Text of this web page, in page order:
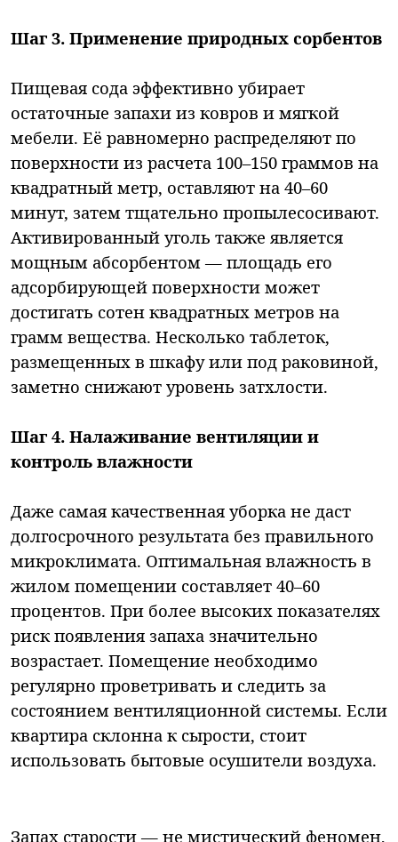
Шаг 3. Применение природных сорбентов
Пищевая сода эффективно убирает
остаточные запахи из ковров и мягкой
мебели. Её равномерно распределяют по
поверхности из расчета 100–150 граммов на
квадратный метр, оставляют на 40–60
минут, затем тщательно пропылесосивают.
Активированный уголь также является
мощным абсорбентом — площадь его
адсорбирующей поверхности может
достигать сотен квадратных метров на
грамм вещества. Несколько таблеток,
размещенных в шкафу или под раковиной,
заметно снижают уровень затхлости.
Шаг 4. Налаживание вентиляции и
контроль влажности
Даже самая качественная уборка не даст
долгосрочного результата без правильного
микроклимата. Оптимальная влажность в
жилом помещении составляет 40–60
процентов. При более высоких показателях
риск появления запаха значительно
возрастает. Помещение необходимо
регулярно проветривать и следить за
состоянием вентиляционной системы. Если
квартира склонна к сырости, стоит
использовать бытовые осушители воздуха.
Запах старости — не мистический феномен,